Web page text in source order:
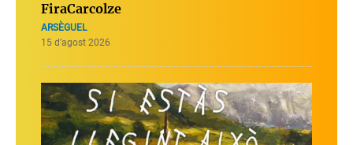
FiraCarcolze
ARSÈGUEL
15 d’agost 2026